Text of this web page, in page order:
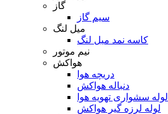
گاز
سیم گاز
میل لنگ
کاسه نمد میل لنگ
نیم موتور
هواکش
دریچه هوا
دنباله هواکش
لوله سشواری تهویه هوا
لوله لرزه گیر هواکش